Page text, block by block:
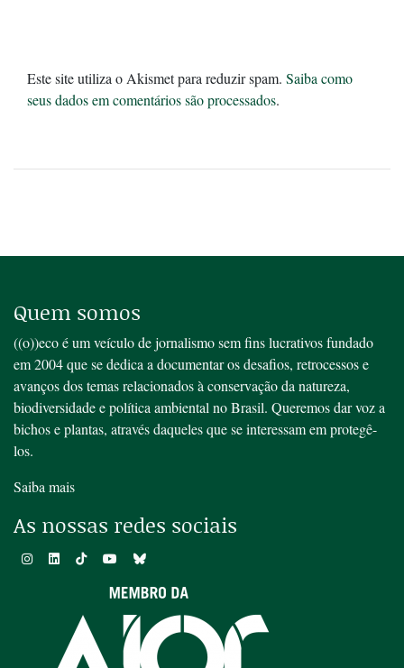
Este site utiliza o Akismet para reduzir spam. Saiba como
seus dados em comentários são processados.
Quem somos
((o))eco é um veículo de jornalismo sem fins lucrativos fundado
em 2004 que se dedica a documentar os desafios, retrocessos e
avanços dos temas relacionados à conservação da natureza,
biodiversidade e política ambiental no Brasil. Queremos dar voz a
bichos e plantas, através daqueles que se interessam em protegê-
los.
Saiba mais
As nossas redes sociais